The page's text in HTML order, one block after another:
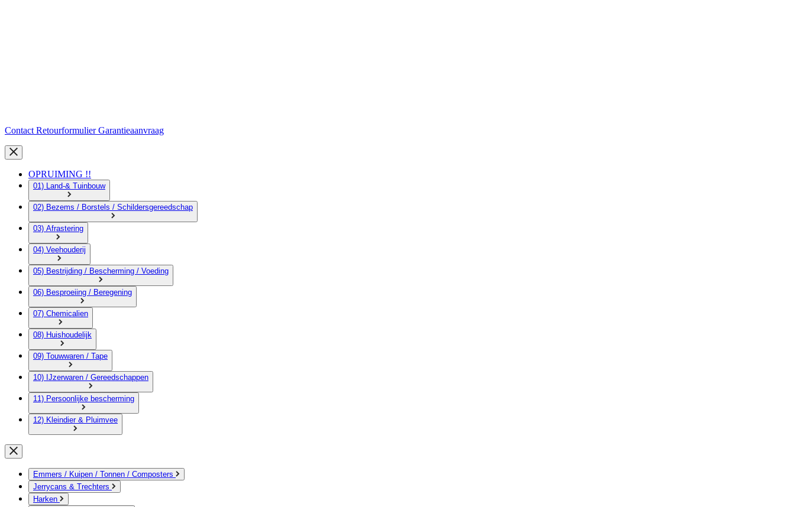
Contact RetourformulierGarantieaanvraag
OPRUIMING !!
01) Land-& Tuinbouw
02) Bezems / Borstels / Schildersgereedschap
03) Afrastering
04) Veehouderij
05) Bestrijding / Bescherming / Voeding
06) Besproeiing / Beregening
07) Chemicalien
08) Huishoudelijk
09) Touwwaren / Tape
10) IJzerwaren / Gereedschappen
11) Persoonlijke bescherming
12) Kleindier & Pluimvee
Emmers / Kuipen / Tonnen / Composters
Jerrycans & Trechters
Harken